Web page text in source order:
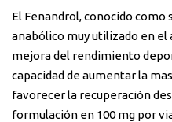
El Fenandrol, conocido
anabólico muy utilizado en
mejora del rendimiento
capacidad de aumentar la
favorecer la recuperación
formulación en 100 mg por